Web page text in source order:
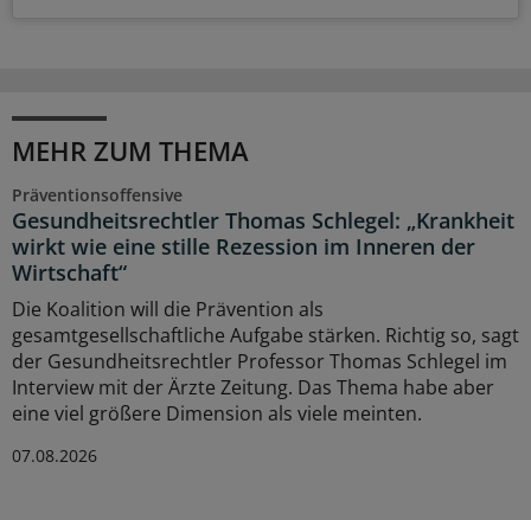
MEHR ZUM THEMA
Präventionsoffensive
Gesundheitsrechtler Thomas Schlegel: „Krankheit
wirkt wie eine stille Rezession im Inneren der
Wirtschaft“
Die Koalition will die Prävention als
gesamtgesellschaftliche Aufgabe stärken. Richtig so, sagt
der Gesundheitsrechtler Professor Thomas Schlegel im
Interview mit der Ärzte Zeitung. Das Thema habe aber
eine viel größere Dimension als viele meinten.
07.08.2026